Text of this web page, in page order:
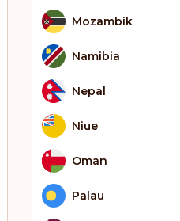
Mozambik
Namibia
Nepal
Niue
Oman
Palau